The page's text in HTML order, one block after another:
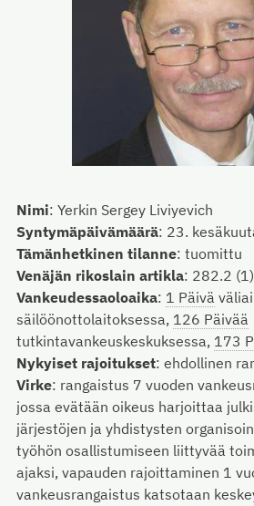
Nimi: Yerkin Sergey Liviyevich
Syntymäpäivämäärä: 23.
Tämänhetkinen tilanne: tuomittu
Venäjän rikoslain artikla: 282.2
Vankeudessaoloaika: 1 Päivä
säilöönottolaitoksessa, 126 Päivää
tutkintavankeuskeskuksessa, 173
Nykyiset rajoitukset: ehdollinen
Virke: rangaistus 7 vuoden
jossa evätään oikeus harjoittaa
järjestöjen ja yhdistysten
työhön osallistumiseen liittyvää
ajaksi, vapauden rajoittaminen 1
vankeusrangaistus katsotaan